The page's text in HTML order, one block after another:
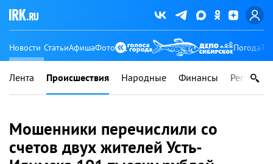
Новости СтатьиАфишаФото Погода
Лента Происшествия Народные Финансы Регионы
Мошенники перечислили со
счетов двух жителей Усть-